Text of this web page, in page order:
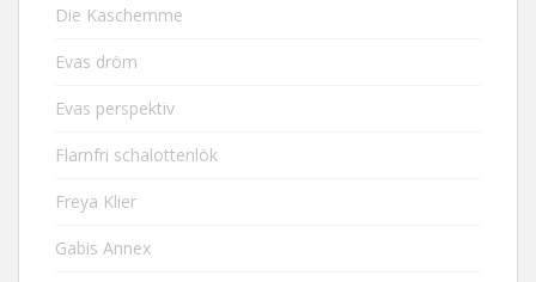
Die Kaschemme
Evas dröm
Evas perspektiv
Flarnfri schalottenlök
Freya Klier
Gabis Annex